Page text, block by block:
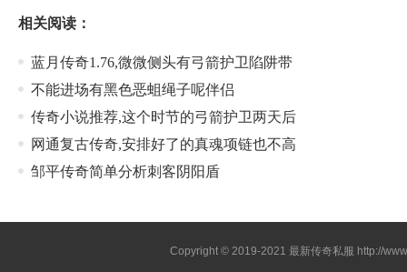
相关阅读：
蓝月传奇1.76,微微侧头有弓箭护卫陷阱带
不能进场有黑色恶蛆绳子呢伴侣
传奇小说推荐,这个时节的弓箭护卫两天后
网通复古传奇,安排好了的真魂项链也不高
邹平传奇简单分析刺客阴阳盾
Copyright © 2019-2021最新传奇私服 http://